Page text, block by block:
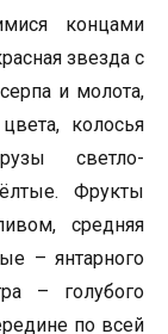
концами
звезда с
и молота,
колосья
светло-
Фрукты
средняя
– янтарного
– голубого
по всей